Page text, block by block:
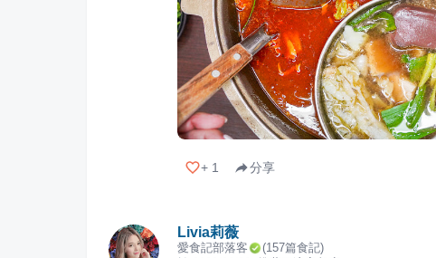
+ 1 分享
Livia莉薇
愛食記部落客 (157篇食記)